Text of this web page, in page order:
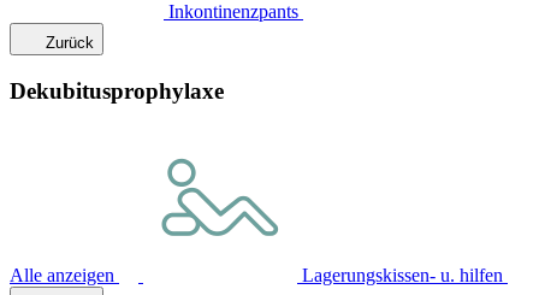
Inkontinenzpants
Zurück
Dekubitusprophylaxe
Alle anzeigen Lagerungskissen- u. hilfen